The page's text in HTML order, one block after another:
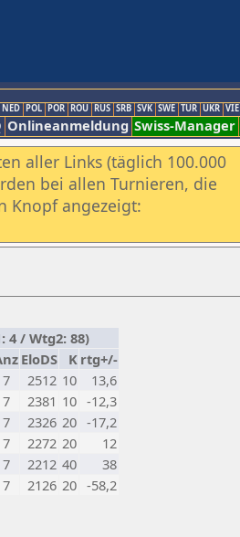
NED POL POR ROU RUS SRB SVK SWE TUR UKR VIE
Onlineanmeldung Swiss-Manager
aller Links (täglich 100.000
bei allen Turnieren, die
Knopf angezeigt:
4 / Wtg2: 88)
EloDS K rtg+/-
7 2512 10
13,6
7 2381 10 -12,3
7 2326 20 -17,2
7 2272 20
12
7 2212 40
38
7 2126 20 -58,2